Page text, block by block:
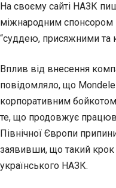
На своєму сайті НАЗК
міжнародним спонсором
“суддею, присяжними та
Вплив від внесення
повідомляло, що
корпоративним бойкотом
те, що продовжує
Північної Європи
заявивши, що такий крок
українського НАЗК.